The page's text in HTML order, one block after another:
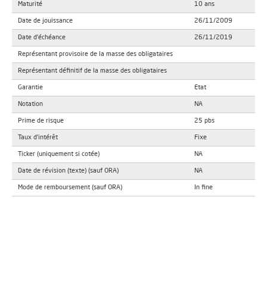
Maturité 10 ans
Date de jouissance 26/11/2009
Date d'échéance 26/11/2019
Représentant provisoire de la masse des obligataires
Représentant définitif de la masse des obligataires
Garantie Etat
Notation NA
Prime de risque 25 pbs
Taux d'intérêt Fixe
Ticker (uniquement si cotée) NA
Date de révision (texte) (sauf ORA) NA
Mode de remboursement (sauf ORA) In fine